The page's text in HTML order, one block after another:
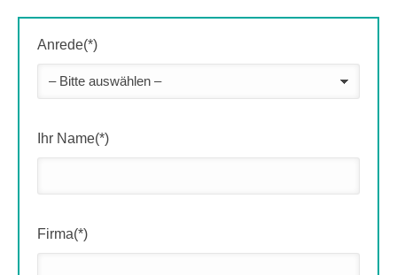
Anrede(*)
Ihr Name(*)
Firma(*)